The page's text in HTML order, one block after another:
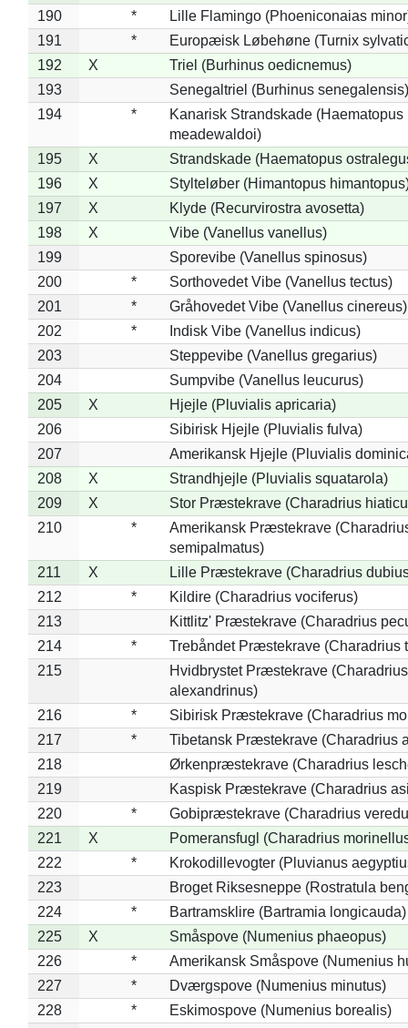
190
*
Lille Flamingo (Phoeniconaias
191
*
Europæisk Løbehøne (Turnix
192
X
Triel (Burhinus oedicnemus)
193
Senegaltriel (Burhinus senegalensis)
194
*
Kanarisk Strandskade (Haematopus
meadewaldoi)
195
X
Strandskade (Haematopus
196
X
Stylteløber (Himantopus
197
X
Klyde (Recurvirostra avosetta)
198
X
Vibe (Vanellus vanellus)
199
Sporevibe (Vanellus spinosus)
200
*
Sorthovedet Vibe (Vanellus tectus)
201
*
Gråhovedet Vibe (Vanellus cinereus)
202
*
Indisk Vibe (Vanellus indicus)
203
Steppevibe (Vanellus gregarius)
204
Sumpvibe (Vanellus leucurus)
205
X
Hjejle (Pluvialis apricaria)
206
Sibirisk Hjejle (Pluvialis fulva)
207
Amerikansk Hjejle (Pluvialis
208
X
Strandhjejle (Pluvialis squatarola)
209
X
Stor Præstekrave (Charadrius
210
*
Amerikansk Præstekrave
semipalmatus)
211
X
Lille Præstekrave (Charadrius
212
*
Kildire (Charadrius vociferus)
213
Kittlitz' Præstekrave (Charadrius
214
*
Trebåndet Præstekrave (Charadrius
215
Hvidbrystet Præstekrave (Charadrius
alexandrinus)
216
*
Sibirisk Præstekrave (Charadrius
217
*
Tibetansk Præstekrave (Charadrius
218
Ørkenpræstekrave (Charadrius
219
Kaspisk Præstekrave (Charadrius
220
*
Gobipræstekrave (Charadrius
221
X
Pomeransfugl (Charadrius
222
*
Krokodillevogter (Pluvianus
223
Broget Riksesneppe (Rostratula
224
*
Bartramsklire (Bartramia longicauda)
225
X
Småspove (Numenius phaeopus)
226
*
Amerikansk Småspove (Numenius
227
*
Dværgspove (Numenius minutus)
228
*
Eskimospove (Numenius borealis)